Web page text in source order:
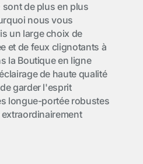
sont de plus en plus
nous vous
un large choix de
et de feux clignotants à
la Boutique en ligne
de haute qualité
garder l'esprit
longue-portée robustes